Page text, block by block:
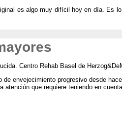
es algo muy difícil hoy en día.
Es
. Centro Rehab Basel de Herzog&
envejecimiento progresivo desde
que requiere teniendo en